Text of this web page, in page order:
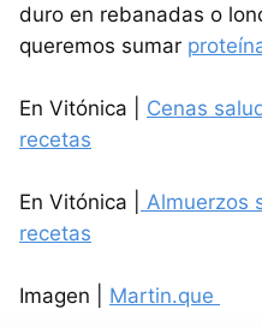
duro en rebanadas o
queremos sumar
En Vitónica | Cenas
recetas
En Vitónica |
Almuerzos
recetas
Imagen | Martin.que